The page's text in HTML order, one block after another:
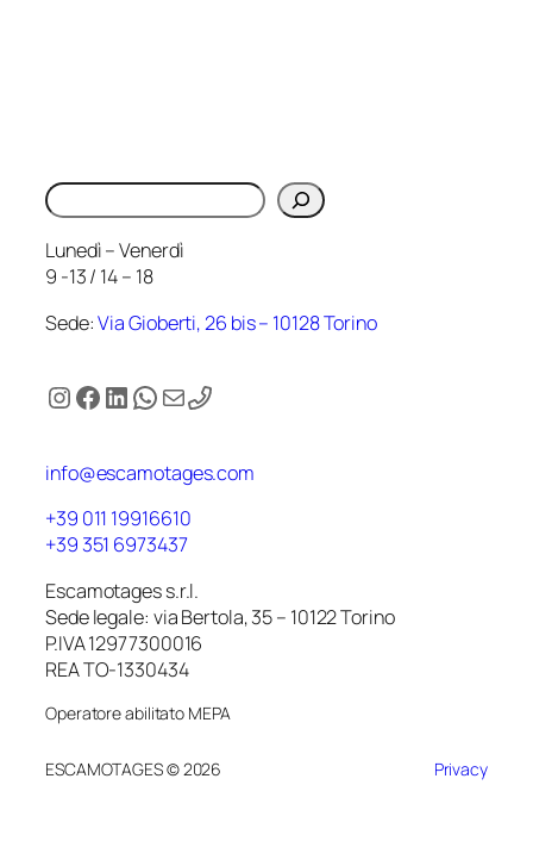
Cerca
Lunedì – Venerdì
9 -13 / 14 – 18
Sede:Via Gioberti, 26 bis – 10128 Torino
Instagram
Facebook
LinkedIn
WhatsApp
Email
info@escamotages.com
+39 011 19916610
+39 351 6973437
Escamotages s.r.l.
Sede legale: via Bertola, 35 – 10122 Torino
P.IVA 12977300016
REA TO-1330434
Operatore abilitato MEPA
ESCAMOTAGES © 2026 Privacy